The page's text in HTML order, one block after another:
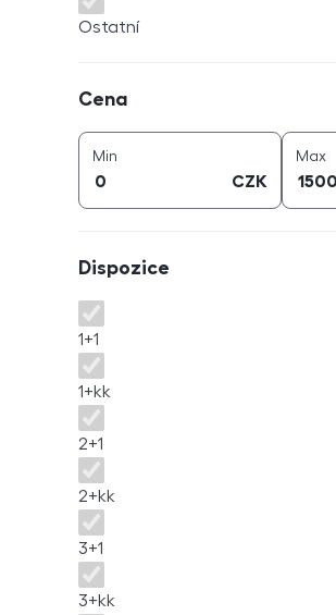
Ostatní
Cena
Min
CZK
Max
Dispozice
Dispozice
1+1
1+kk
2+1
2+kk
3+1
3+kk